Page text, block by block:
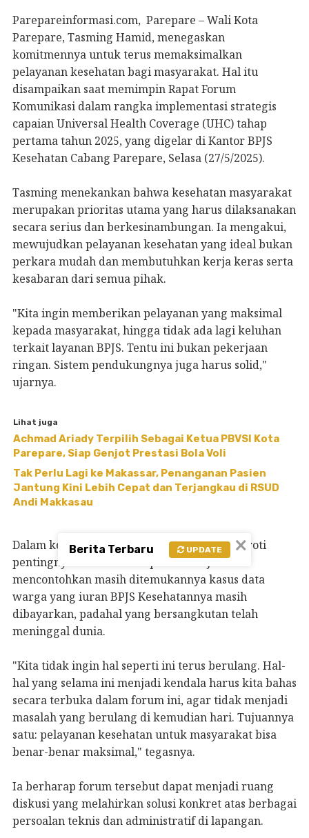
Parepareinformasi.com, Parepare – Wali Kota
Parepare, Tasming Hamid, menegaskan
komitmennya untuk terus memaksimalkan
pelayanan kesehatan bagi masyarakat. Hal itu
disampaikan saat memimpin Rapat Forum
Komunikasi dalam rangka implementasi strategis
capaian Universal Health Coverage (UHC) tahap
pertama tahun 2025, yang digelar di Kantor BPJS
Kesehatan Cabang Parepare, Selasa (27/5/2025).
Tasming menekankan bahwa kesehatan masyarakat
merupakan prioritas utama yang harus dilaksanakan
secara serius dan berkesinambungan. Ia mengakui,
mewujudkan pelayanan kesehatan yang ideal bukan
perkara mudah dan membutuhkan kerja keras serta
kesabaran dari semua pihak.
"Kita ingin memberikan pelayanan yang maksimal
kepada masyarakat, hingga tidak ada lagi keluhan
terkait layanan BPJS. Tentu ini bukan pekerjaan
ringan. Sistem pendukungnya juga harus solid,"
ujarnya.
Lihat juga
Achmad Ariady Terpilih Sebagai Ketua PBVSI Kota
Parepare, Siap Genjot Prestasi Bola Voli
Tak Perlu Lagi ke Makassar, Penanganan Pasien
Jantung Kini Lebih Cepat dan Terjangkau di RSUD
Andi Makkasau
Dalam kesempatan itu, Tasming juga menyoroti
pentingnya validitas data peserta BPJS. Ia
mencontohkan masih ditemukannya kasus data
warga yang iuran BPJS Kesehatannya masih
dibayarkan, padahal yang bersangkutan telah
meninggal dunia.
"Kita tidak ingin hal seperti ini terus berulang. Hal-
hal yang selama ini menjadi kendala harus kita bahas
secara terbuka dalam forum ini, agar tidak menjadi
masalah yang berulang di kemudian hari. Tujuannya
satu: pelayanan kesehatan untuk masyarakat bisa
benar-benar maksimal," tegasnya.
Ia berharap forum tersebut dapat menjadi ruang
diskusi yang melahirkan solusi konkret atas berbagai
persoalan teknis dan administratif di lapangan.
×
Berita Terbaru UPDATE